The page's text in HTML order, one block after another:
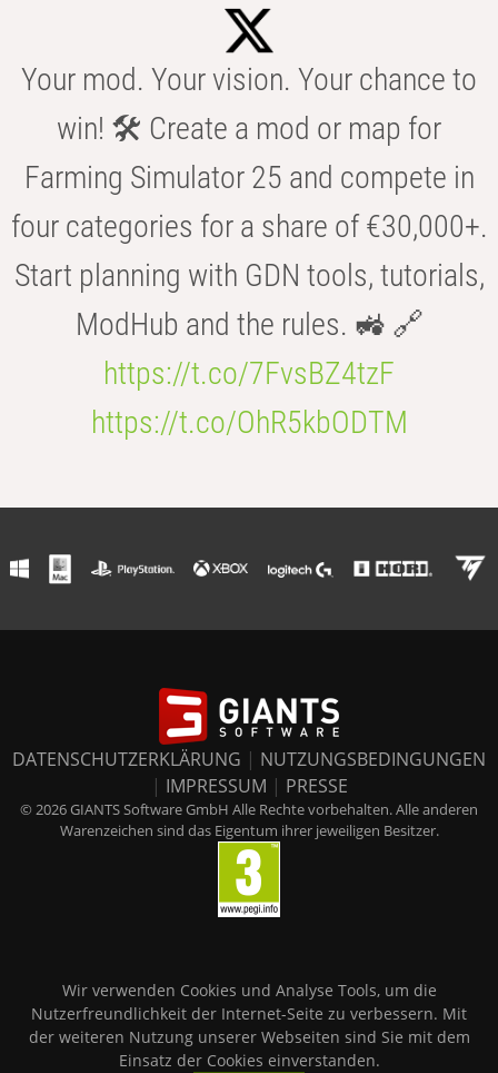
Your mod. Your vision. Your chance to
win! 🛠️ Create a mod or map for
Farming Simulator 25 and compete in
four categories for a share of €30,000+.
Start planning with GDN tools, tutorials,
ModHub and the rules. 🚜 🔗
https://t.co/7FvsBZ4tzF
https://t.co/OhR5kbODTM
DATENSCHUTZERKLÄRUNG | NUTZUNGSBEDINGUNGEN
| IMPRESSUM | PRESSE
© 2026 GIANTS Software GmbH Alle Rechte vorbehalten. Alle anderen
Warenzeichen sind das Eigentum ihrer jeweiligen Besitzer.
Wir verwenden Cookies und Analyse Tools, um die
Nutzerfreundlichkeit der Internet-Seite zu verbessern. Mit
der weiteren Nutzung unserer Webseiten sind Sie mit dem
Einsatz der Cookies einverstanden.